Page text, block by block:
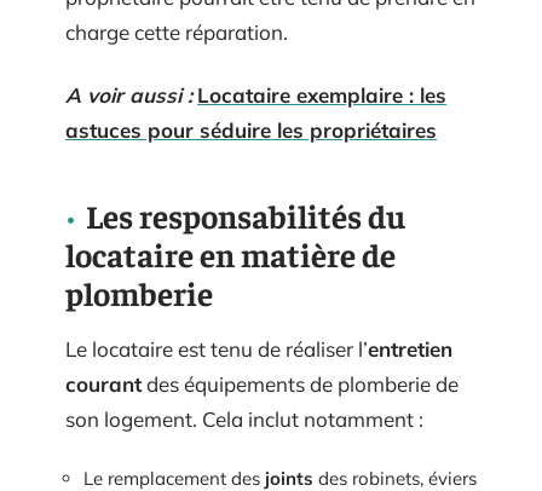
charge cette réparation.
A voir aussi : Locataire exemplaire : les
astuces pour séduire les propriétaires
Les responsabilités du
locataire en matière de
plomberie
Le locataire est tenu de réaliser l’entretien
courantdes équipements de plomberie de
son logement. Cela inclut notamment :
Le remplacement des joints des robinets, éviers